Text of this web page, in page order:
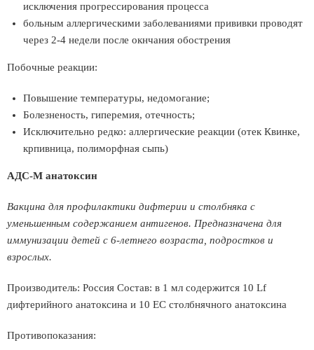
исключения прогрессирования процесса
больным аллергическими заболеваниями прививки проводят
через 2-4 недели после окнчания обострения
Побочные реакции:
Повышение температуры, недомогание;
Болезненость, гиперемия, отечность;
Исключительно редко: аллергические реакции (отек Квинке,
крпивница, полиморфная сыпь)
АДС-М анатоксин
Вакцина для профилактики дифтерии и столбняка с
уменьшенным содержанием антигенов. Предназначена для
иммунизации детей с 6-летнего возраста, подростков и
взрослых.
Производитель: Россия Состав: в 1 мл содержится 10 Lf
дифтерийного анатоксина и 10 EC столбнячного анатоксина
Противопоказания: